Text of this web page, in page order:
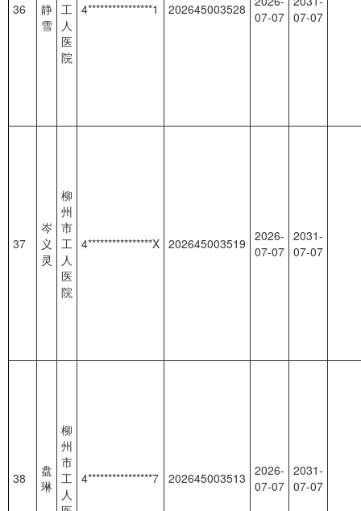
36
静
雪
工
人
医
院
4****************1 202645003528 07-07 07-07
37
岑
义
灵
柳
州
市
工
人
医
院
4****************X 202645003519 2026-
07-07
2031-
07-07
38
盘
琳
柳
州
市
工
人
4****************7 202645003513 2026-
07-07
2031-
07-07